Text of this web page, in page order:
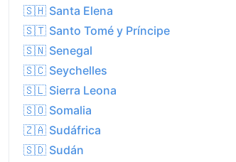
9.0
06:23 AM
05:27 PM
Crescent
🇸🇭 Santa Elena
🇸🇹 Santo Tomé y Príncipe
🇸🇳 Senegal
🇸🇨 Seychelles
🇸🇱 Sierra Leona
🇸🇴 Somalia
🇿🇦 Sudáfrica
🇸🇩 Sudán